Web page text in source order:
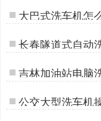
大巴式洗车机怎
晟]…
长春隧道式自动
差价30%[隆茂
吉林加油站电脑
制[隆茂鑫晟]…
公交大型洗车机